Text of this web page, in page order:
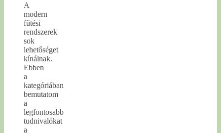
A
modern
fűtési
rendszerek
sok
lehetőséget
kínálnak.
Ebben
a
kategóriában
bemutatom
a
legfontosabb
tudnivalókat
a